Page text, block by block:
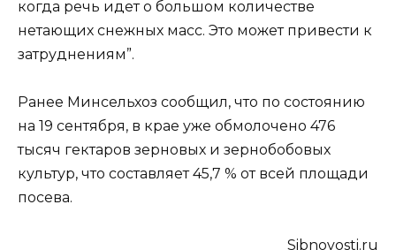
когда речь идет о большом количестве
нетающих снежных масс. Это может привести к
затруднениям”.
Ранее Минсельхоз сообщил, что по состоянию
на 19 сентября, в крае уже обмолочено 476
тысяч гектаров зерновых и зернобобовых
культур, что составляет 45,7 % от всей площади
посева.
Sibnovosti.ru